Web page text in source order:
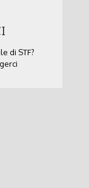
di STF?